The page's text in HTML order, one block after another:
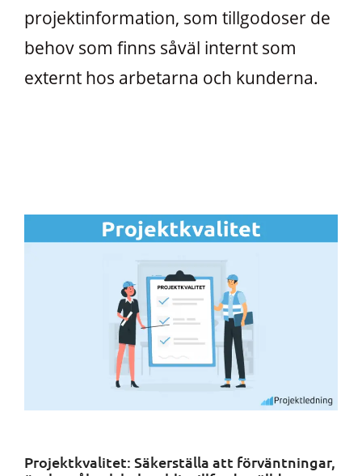
projektinformation, som tillgodoser de
behov som finns såväl internt som
externt hos arbetarna och kunderna.
Projektkvalitet: Säkerställa att förväntningar,